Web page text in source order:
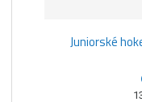
Juniorské